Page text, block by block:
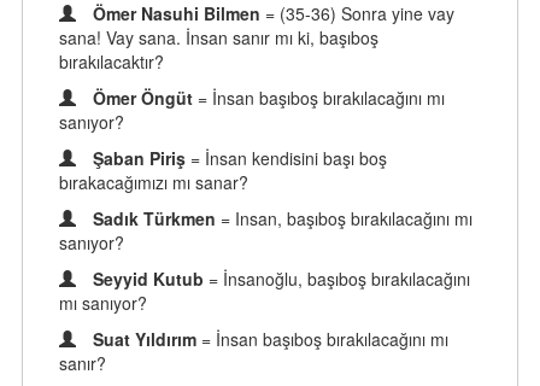
Ömer Nasuhi Bilmen = (35-36) Sonra yine vay
sana! Vay sana. İnsan sanır mı ki, başıboş
bırakılacaktır?
Ömer Öngüt = İnsan başıboş bırakılacağını mı
sanıyor?
Şaban Piriş = İnsan kendisini başı boş
bırakacağımızı mı sanar?
Sadık Türkmen = Insan, başıboş bırakılacağını mı
sanıyor?
Seyyid Kutub = İnsanoğlu, başıboş bırakılacağını
mı sanıyor?
Suat Yıldırım = İnsan başıboş bırakılacağını mı
sanır?